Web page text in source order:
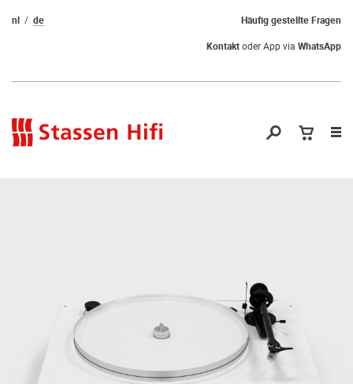
Häufig gestellte Fragen
nl
de
Kontaktoder App via WhatsApp